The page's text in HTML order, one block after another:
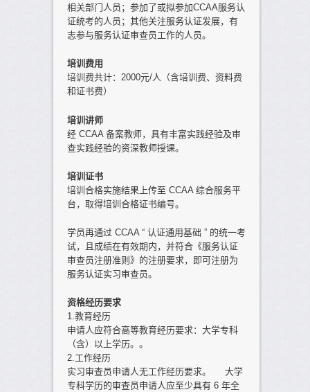
相关部门人员；参加了或拟参加CCAA服务认
证统考的人员；其他关注服务认证发展，有
志参与服务认证审查员工作的人员。
培训费用
培训费共计：2000元/人（含培训费、资料费
和证书费）
培训讲师
经 CCAA 备案教师，具有丰富实践经验及审
查实践经验的资深教师授课。
培训证书
培训合格实施结果上传至 CCAA 综合服务平
台，取得培训合格证书编号。
学员再通过 CCAA “ 认证通用基础 ” 的统一考
试，且成绩在有效期内，并符合《服务认证
审查员注册准则》的注册要求，即可注册为
服务认证实习审查员。
资格经历要求
1.教育经历
申请人应符合高等教育经历要求：大学专科
（含）以上学历。。
2.工作经历
实习审查员申请人无工作经历要求。 大学
专科学历的审查员申请人应至少具有 6 年全